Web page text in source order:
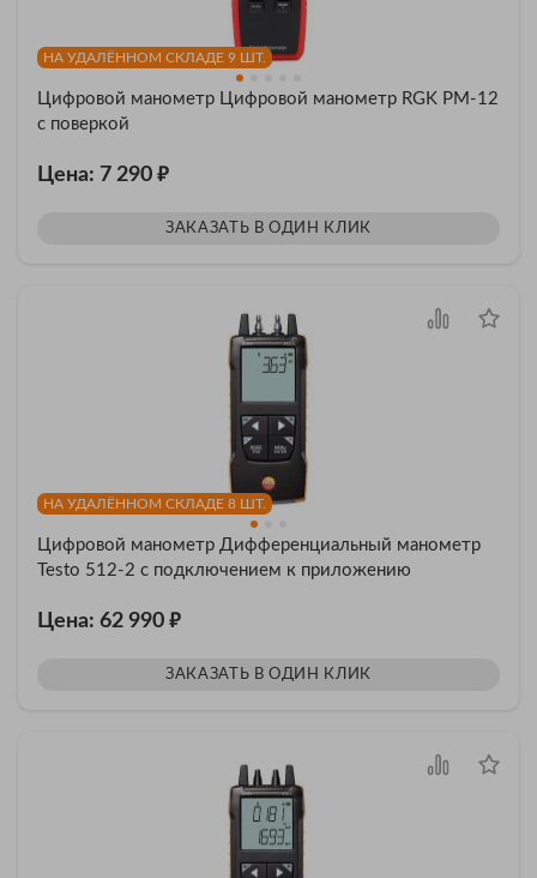
НА УДАЛЁННОМ СКЛАДЕ 9 ШТ.
Цифровой манометр Цифровой манометр RGK PM-12
с поверкой
Цена: 7 290 ₽
ЗАКАЗАТЬ В ОДИН КЛИК
НА УДАЛЁННОМ СКЛАДЕ 8 ШТ.
Цифровой манометр Дифференциальный манометр
Testo 512-2 с подключением к приложению
Цена: 62 990 ₽
ЗАКАЗАТЬ В ОДИН КЛИК